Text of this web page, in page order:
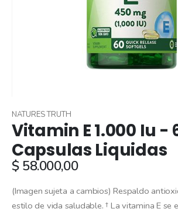
to
the
beginning
of
the
gallery
Vitamin E 1.000 Iu -
Capsulas Liquidas
NATURES TRUTH
$ 58.000,00
(Imagen sujeta a cambios) Respaldo
estilo de vida saludable. † La vitamina E se